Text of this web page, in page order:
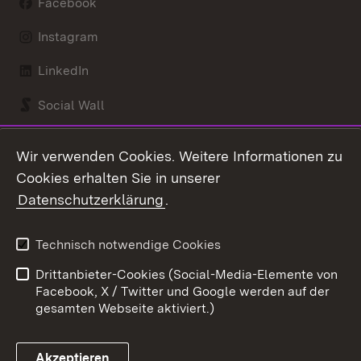
Instagram
LinkedIn
Social Wall
Kontakt
Barrierefreiheit
Impressum
Cookies
Wir verwenden Cookies. Weitere Informationen zu
Cookies erhalten Sie in unserer
Datenschutzerklärung.
Technisch notwendige Cookies
Drittanbieter-Cookies (Social-Media-Elemente von
Facebook, X / Twitter und Google werden auf der
gesamten Webseite aktiviert.)